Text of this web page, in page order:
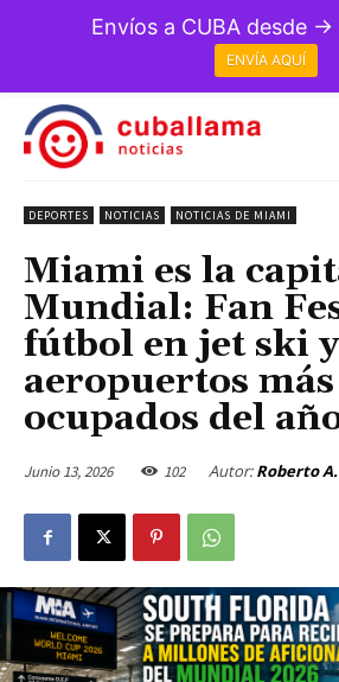
DEPORTES NOTICIAS NOTICIAS DE MIAMI
Miami es la
Mundial: Fan
fútbol en jet ski
aeropuertos más
ocupados del
Junio 13, 2026 102 Autor: Roberto A.
Envíos a CUBA desde →
ENVÍA AQUÍ